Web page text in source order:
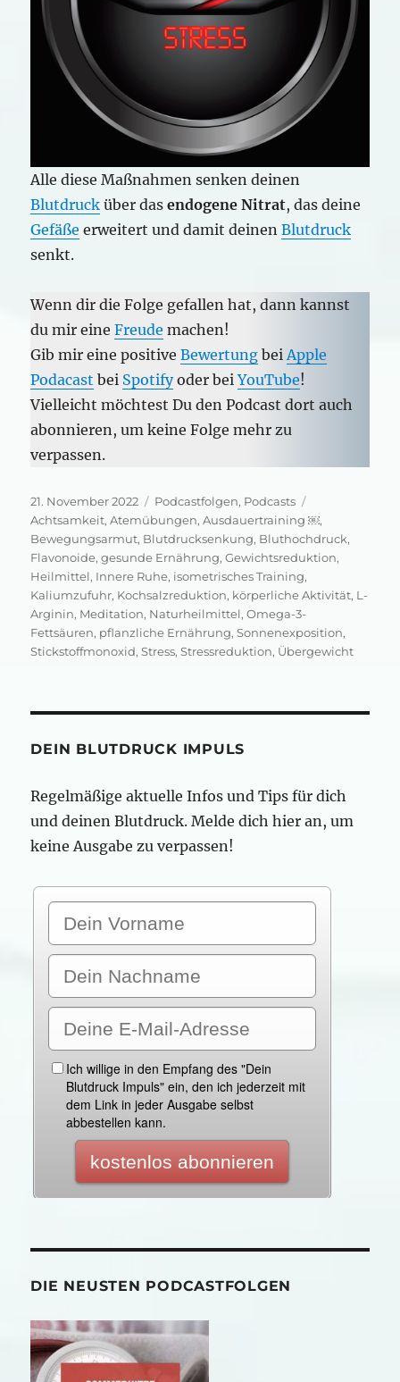
Alle diese Maßnahmen senken deinen
Blutdruck über dasendogene Nitrat, das deine
Gefäße erweitert und damit deinenBlutdruck
senkt.
Wenn dir die Folge gefallen hat, dann kannst
du mir eineFreude machen!
Gib mir eine positiveBewertung bei Apple
Podacast bei Spotifyoder beiYouTube!
Vielleicht möchtest Du den Podcast dort auch
abonnieren, um keine Folge mehr zu
verpassen.
Veröffentlicht
am
21. November 2022 Kategorien
Podcastfolgen, Podcasts
Achtsamkeit,Atemübungen,Ausdauertraining ￼,
Bewegungsarmut, Blutdrucksenkung, Bluthochdruck,
Flavonoide,gesunde Ernährung,Gewichtsreduktion,
Heilmittel, Innere Ruhe, isometrisches Training,
Kaliumzufuhr, Kochsalzreduktion, körperliche Aktivität, L-
Arginin, Meditation, Naturheilmittel,Omega-3-
Fettsäuren, pflanzliche Ernährung,Sonnenexposition,
Stickstoffmonoxid,Stress,Stressreduktion, Übergewicht
DEIN BLUTDRUCK IMPULS
Regelmäßige aktuelle Infos und Tips für dich
und deinen Blutdruck. Melde dich hier an, um
keine Ausgabe zu verpassen!
DIE NEUSTEN PODCASTFOLGEN